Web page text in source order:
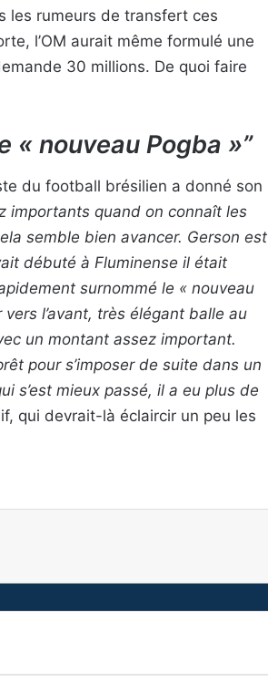
les rumeurs de transfert ces
l’OM aurait même formulé une
30 millions. De quoi faire
« nouveau Pogba »”
du football brésilien a donné son
importants quand on connaît les
semble bien avancer. Gerson est
débuté à Fluminense il était
surnommé le « nouveau
l’avant, très élégant balle au
un montant assez important.
pour s’imposer de suite dans un
s’est mieux passé, il a eu plus de
qui devrait-là éclaircir un peu les